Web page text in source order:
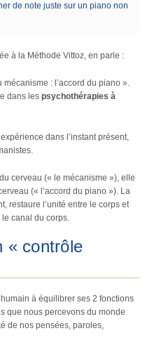
de note juste sur un piano non
à la Méthode Vittoz, en parle :
: l’accord du piano ».
dans lespsychothérapies à
dans l’instant présent,
cerveau (« le mécanisme »), elle
(« l’accord du piano »). La
restaure l’unité entre le corps et
canal du corps.
« contrôle
à équilibrer ses 2 fonctions
que nous percevons du monde
de nos pensées, paroles,